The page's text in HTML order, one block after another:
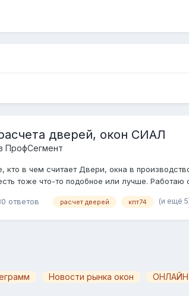
дверей, окон СИАЛ
ПрофСегмент
кто в чем считает Двери, окна в
тоже что-то подобное или лучше.
ответов расчет дверей кпт74 (и ещё
Новости рынка окон